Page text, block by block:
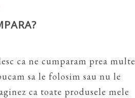
ca ne cumparam prea multe
sa le folosim sau nu le
ca toate produsele mele